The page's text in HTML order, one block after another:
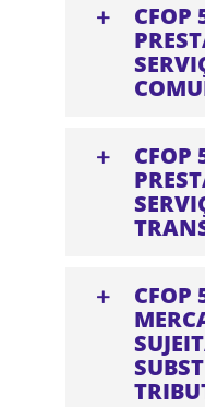
CFOP
CFOP
CFOP